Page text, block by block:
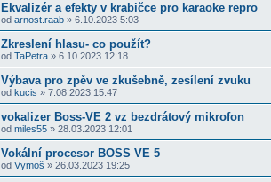
Ekvalizér a efekty v krabičce pro karaoke repro
od arnost.raab » 6.10.2023 5:03
Zkreslení hlasu- co použít?
od TaPetra » 6.10.2023 12:18
Výbava pro zpěv ve zkušebně, zesílení zvuku
od kucis » 7.08.2023 15:47
vokalizer Boss-VE 2 vz bezdrátový mikrofon
od miles55 » 28.03.2023 12:01
Vokální procesor BOSS VE 5
od Vymoš » 26.03.2023 19:25